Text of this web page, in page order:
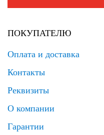
ПОКУПАТЕЛЮ
Оплата и доставка
Контакты
Реквизиты
О компании
Гарантии